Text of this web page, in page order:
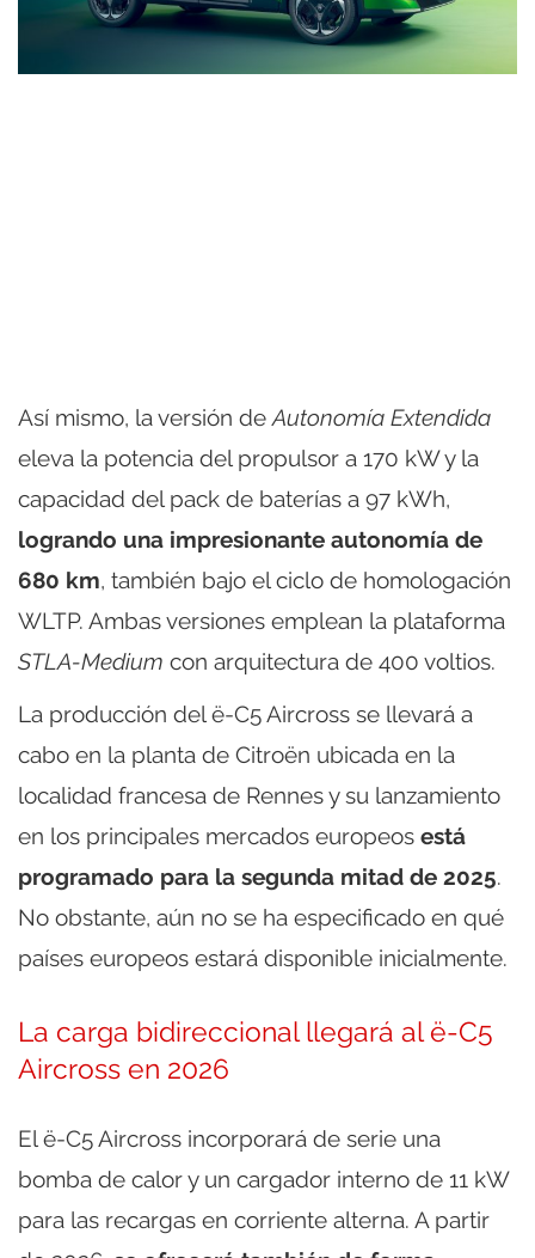
Así mismo, la versión de Autonomía Extendida
eleva la potencia del propulsor a 170 kW y la
capacidad del pack de baterías a 97 kWh,
logrando una impresionante autonomía de
680 km, también bajo el ciclo de homologación
WLTP. Ambas versiones emplean la plataforma
STLA-Medium con arquitectura de 400 voltios.
La producción del ë-C5 Aircross se llevará a
cabo en la planta de Citroën ubicada en la
localidad francesa de Rennes y su lanzamiento
en los principales mercados europeos está
programado para la segunda mitad de 2025.
No obstante, aún no se ha especificado en qué
países europeos estará disponible inicialmente.
La carga bidireccional llegará al ë-C5
Aircross en 2026
El ë-C5 Aircross incorporará de serie una
bomba de calor y un cargador interno de 11 kW
para las recargas en corriente alterna. A partir